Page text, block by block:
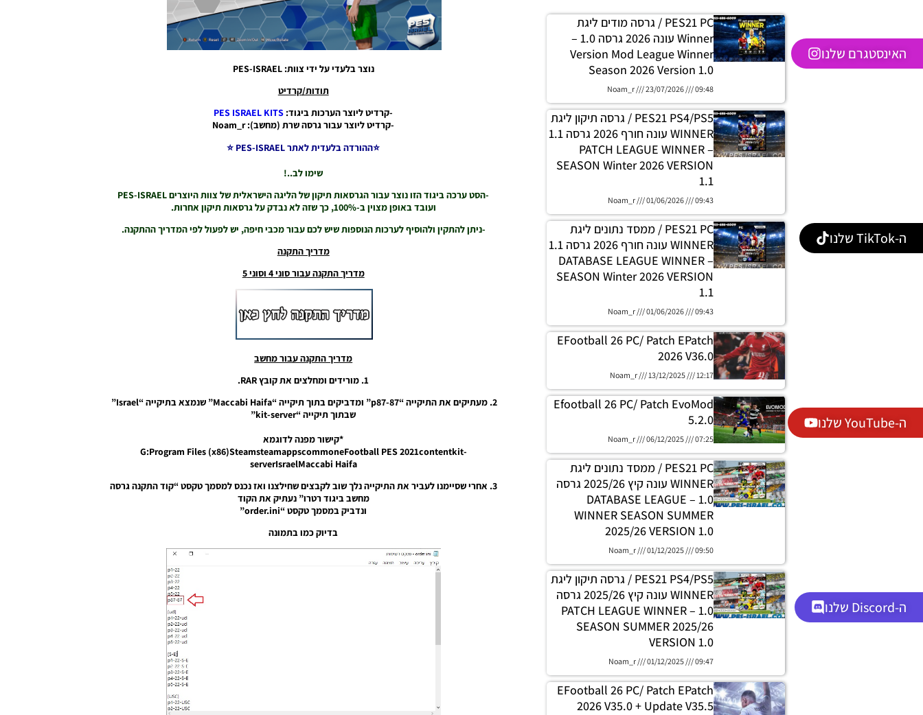
האינסטגרם שלנו
ה-TikTok שלנו
ה-YouTube שלנו
ה-Discord שלנו
נוצר בלעדי על ידי צוות: PES-ISRAEL
תודות/קרדיט
-קרדיט ליוצר הערכות ביגוד: PES ISRAEL KITS
-קרדיט ליוצר עבור גרסה שרת (מחשב): Noam_r
⭐ההורדה בלעדית לאתר PES-ISRAEL ⭐
שימו לב..!
-הסט ערכה ביגוד הזו נוצר עבור הגרסאות תיקון של הליגה הישראלית של צוות היוצרים PES-ISRAEL
ועובד באופן מצוין ב-100%, כך שזה לא נבדק על גרסאות תיקון אחרות.
-ניתן להתקין ולהוסיף לערכות הנוספות שיש לכם עבור מכבי חיפה, יש לפעול לפי המדריך ההתקנה.
מדריך התקנה
מדריך התקנה עבור סוני 4 וסוני 5
מדריך התקנה עבור מחשב
1. מורידים ומחלצים את קובץ RAR.
2. מעתיקים את התיקייה “p87-87” ומדביקים בתוך תיקייה “Maccabi Haifa” שנמצא בתיקייה “Israel”
שבתוך תיקייה “kit-server”
*קישור מפנה לדוגמא
G:Program Files (x86)SteamsteamappscommoneFootball PES 2021contentkit-
serverIsraelMaccabi Haifa
3. אחרי שסיימנו לעביר את התיקייה נלך שוב לקבצים שחילצנו ואז נכנס למסמך טקסט “קוד התקנה גרסה
מחשב ביגוד רטרו” נעתיק את הקוד
ונדביק במסמך טקסט “order.ini”
בדיוק כמו בתמונה
PES21 PC / גרסה מודים ליגת
Winner עונה 2026 גרסה 1.0 –
Version Mod League Winner
Season 2026 Version 1.0
Noam_r 23/07/2026 09:48
PES21 PS4/PS5 / גרסה תיקון ליגת
WINNER עונה חורף 2026 גרסה 1.1
– PATCH LEAGUE WINNER
SEASON Winter 2026 VERSION
1.1
Noam_r 01/06/2026 09:43
PES21 PC / ממסד נתונים ליגת
WINNER עונה חורף 2026 גרסה 1.1
– DATABASE LEAGUE WINNER
SEASON Winter 2026 VERSION
1.1
Noam_r 01/06/2026 09:43
EFootball 26 PC/ Patch EPatch
2026 V36.0
Noam_r 13/12/2025 12:17
Efootball 26 PC/ Patch EvoMod
5.2.0
Noam_r 06/12/2025 07:25
PES21 PC / ממסד נתונים ליגת
WINNER עונה קיץ 2025/26 גרסה
1.0 – DATABASE LEAGUE
WINNER SEASON SUMMER
2025/26 VERSION 1.0
Noam_r 01/12/2025 09:50
PES21 PS4/PS5 / גרסה תיקון ליגת
WINNER עונה קיץ 2025/26 גרסה
1.0 – PATCH LEAGUE WINNER
SEASON SUMMER 2025/26
VERSION 1.0
Noam_r 01/12/2025 09:47
EFootball 26 PC/ Patch EPatch
2026 V35.0 + Update V35.5